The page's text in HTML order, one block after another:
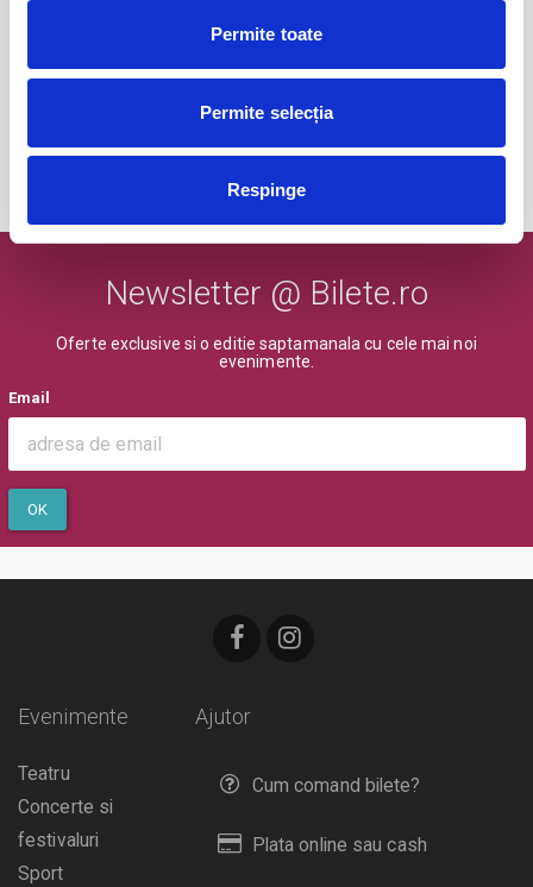
Permite toate
Permite selecția
Respinge
Bilete de sustinere Cetatea 1932
Suceava
Suceava
BILETE
MAI MULTE DIN SPORT
Newsletter @ Bilete.ro
Oferte exclusive si o editie saptamanala cu cele mai noi
evenimente.
Email
OK
Ajutor
Cum comand bilete?
Plata online sau cash
Evenimente
Teatru
Concerte si
festivaluri
Sport